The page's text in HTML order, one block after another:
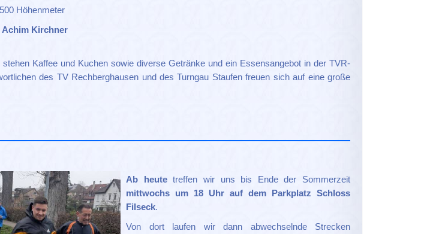
Höhenmeter
Kirchner
stehen Kaffee und Kuchen sowie diverse Getränke und ein Essensangebot in der TVR-
des TV Rechberghausen und des Turngau Staufen freuen sich auf eine große
Ab heutetreffen wir uns bis Ende der Sommerzeit
mittwochs um 18 Uhr auf dem Parkplatz Schloss
Filseck.
Von dort laufen wir dann abwechselnde Strecken